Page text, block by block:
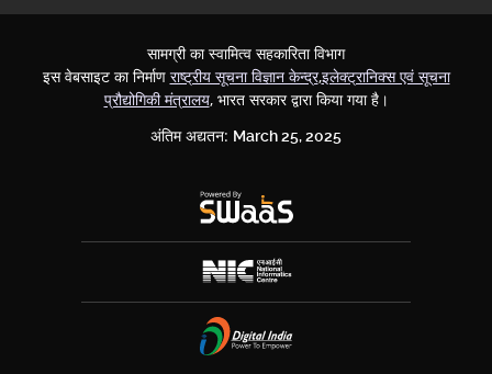
सामग्री का स्वामित्व सहकारिता विभाग
इस वेबसाइट का निर्माण राष्ट्रीय सूचना विज्ञान केन्द्र,इलेक्ट्रानिक्स एवं सूचना
प्रौद्योगिकी मंत्रालय, भारत सरकार द्वारा किया गया है।
अंतिम अद्यतन: March 25, 2025